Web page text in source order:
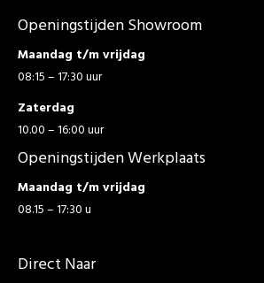
Openingstijden Showroom
Maandag t/m vrijdag
08:15 – 17:30 uur
Zaterdag
10.00 – 16:00 uur
Openingstijden Werkplaats
Maandag t/m vrijdag
08.15 – 17:30 u
Direct Naar